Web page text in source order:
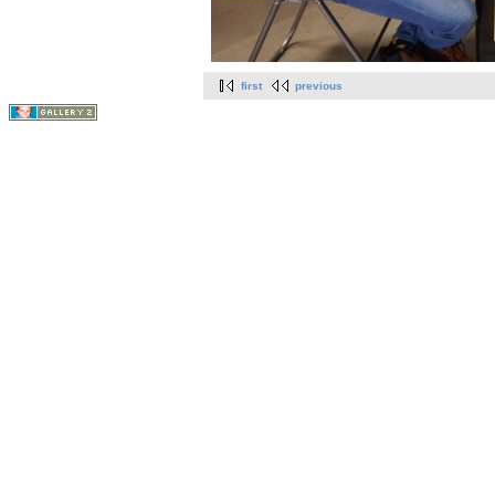
first previous